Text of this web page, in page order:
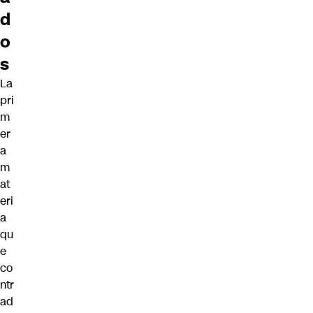
d
o
s
La
pri
m
er
a
m
at
eri
a
qu
e
co
ntr
ad